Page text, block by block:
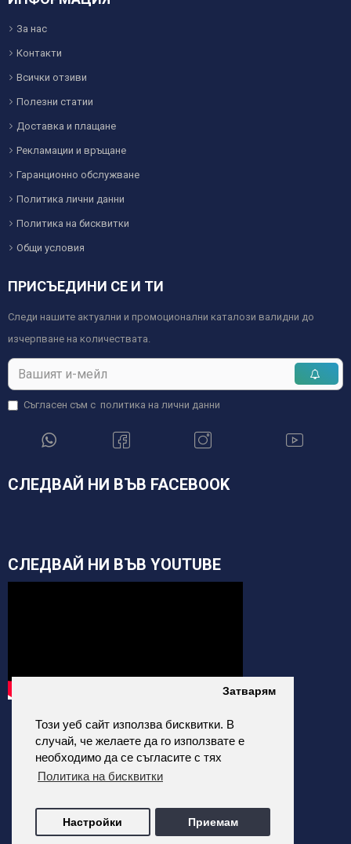
Този уеб сайт използва бисквитки. В
случай, че желаете да го използвате е
необходимо да се съгласите с тях
Политика на бисквитки
Затварям
Настройки Приемам
За нас
Контакти
Всички отзиви
Полезни статии
Доставка и плащане
Рекламации и връщане
Гаранционно обслужване
Политика лични данни
Политика на бисквитки
Общи условия
ПРИСЪЕДИНИ СЕ И ТИ
Следи нашите актуални и промоционални каталози валидни до
изчерпване на количествата.
Съгласен съм с политика на лични данни
СЛЕДВАЙ НИ ВЪВ FACEBOOK
СЛЕДВАЙ НИ ВЪВ YOUTUBE
Всички цени на сайта са с Включено ДДС
Филтри